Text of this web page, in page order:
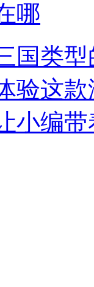
哪
国类
验这
小编